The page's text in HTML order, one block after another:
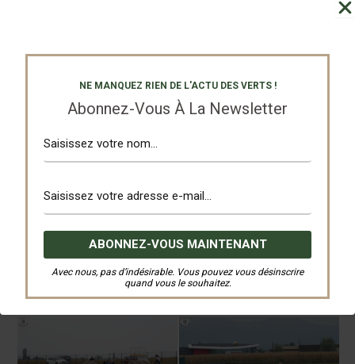
NE MANQUEZ RIEN DE L'ACTU DES VERTS !
Abonnez-Vous À La Newsletter
Avec nous, pas d’indésirable. Vous pouvez vous désinscrire
quand vous le souhaitez.